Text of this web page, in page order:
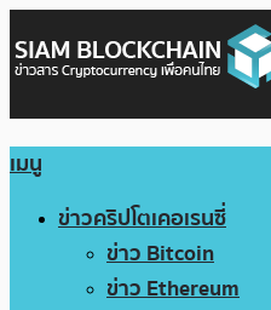
เมนู
ข่าวคริปโตเคอเรนซี่
ข่าว Bitcoin
ข่าว Ethereum